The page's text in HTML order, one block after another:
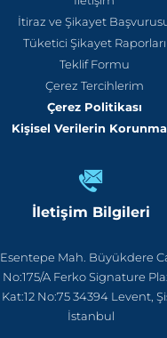
İtiraz ve Şikayet
Tüketici Şikayet Raporları
Teklif Formu
Çerez Tercihlerim
Çerez Politikası
Kişisel Verilerin
İletişim Bilgileri
Esentepe Mah. Büyükdere
No:175/A Ferko Signature
Kat:12 No:75 34394 Levent,
İstanbul